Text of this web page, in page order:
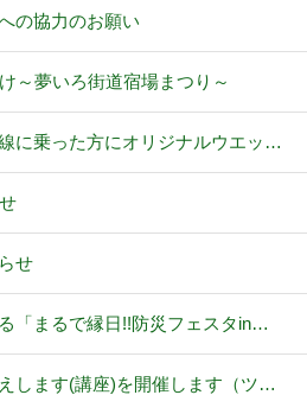
の協力のお願い
～夢いろ街道宿場まつり～
に乗った方にオリジナルウエッ…
せ
「まるで縁日!!防災フェスタin…
します(講座)を開催します（ツ…